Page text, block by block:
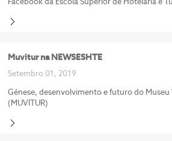
Muvitur na NEWSESHTE
Setembro 01, 2019
Génese, desenvolvimento e futuro do
(MUVITUR)